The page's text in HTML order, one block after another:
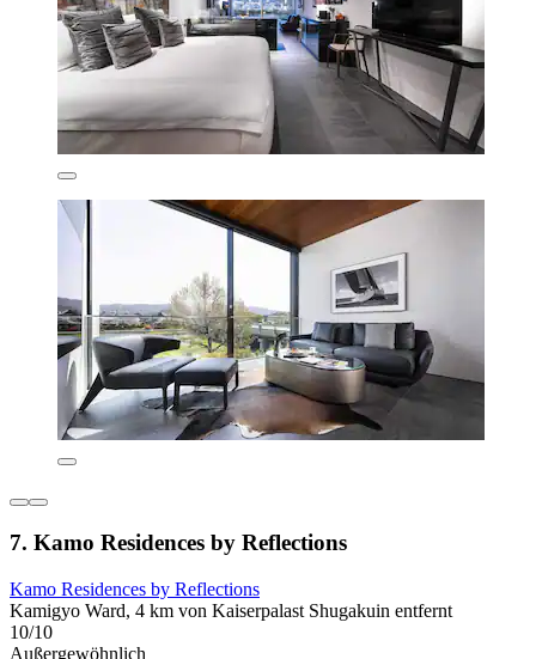
7. Kamo Residences by Reflections
Kamo Residences by Reflections
Kamigyo Ward, 4 km von Kaiserpalast Shugakuin entfernt
10/10
Außergewöhnlich